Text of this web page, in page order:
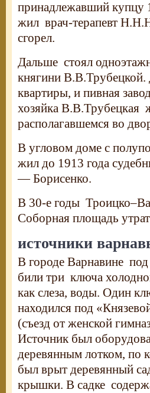
принадлежавший купцу
жил врач-терапевт
сгорел.
Дальше стоял
княгини В.В.Трубецкой.
квартиры, и пивная
хозяйка В.В.Трубецкая
располагавшемся во
В угловом доме с
жил до 1913 года
— Борисенко.
В 30-е годы
Соборная площадь
источники
В городе Варнавине
били три ключа
как слеза, воды. Один
находился под
(съезд от женской
Источник был
деревянным лотком, по
был врыт деревянный
крышки. В садке